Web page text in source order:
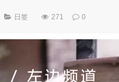
日签 271 0